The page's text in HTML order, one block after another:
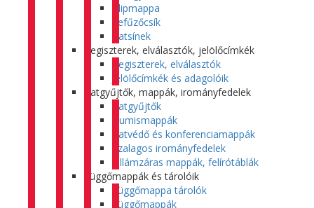
Klipmappa
Lefűzőcsík
Iratsínek
Regiszterek, elválasztók, jelölőcímkék
Regiszterek, elválasztók
Jelölőcímkék és adagolóik
Iratgyűjtők, mappák, irományfedelek
Iratgyűjtők
Gumismappák
Iratvédő és konferenciamappák
Szalagos irományfedelek
Villámzáras mappák, felírótáblák
Függőmappák és tárolóik
Függőmappa tárolók
Függőmappák